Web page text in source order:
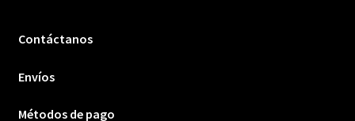
Contáctanos
Envíos
Métodos de pago